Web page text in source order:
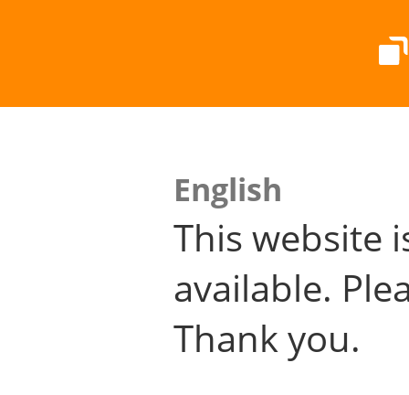
English
This website
available.
Thank you.